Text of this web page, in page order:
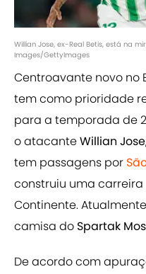
Willian Jose, ex-Real Betis, está na
Images/GettyImages
Centroavante novo no
tem como prioridade
para a temporada de
o atacanteWillian
tem passagens por
construiu uma
Continente.
camisa do Spartak
De acordo com